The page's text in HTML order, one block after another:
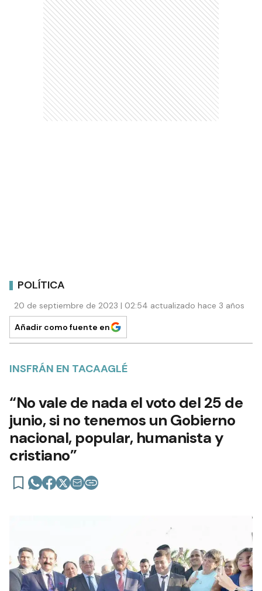
POLÍTICA
20 de septiembre de 2023 | 02:54 actualizado hace 3 años
Añadir como fuente en
INSFRÁN EN TACAAGLÉ
“No vale de nada el voto del 25 de
junio, si no tenemos un Gobierno
nacional, popular, humanista y
cristiano”